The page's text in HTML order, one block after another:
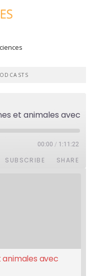
00:00 / 1:11:22
SUBSCRIBE SHARE
animales avec